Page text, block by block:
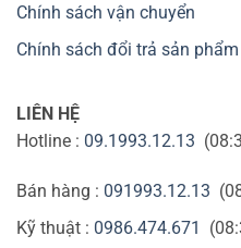
Chính sách vận chuyển
Chính sách đổi trả sản phẩm
LIÊN HỆ
Hotline : 09.1993.12.13
Bán hàng : 091993.12.13
Kỹ thuật : 0986.474.671